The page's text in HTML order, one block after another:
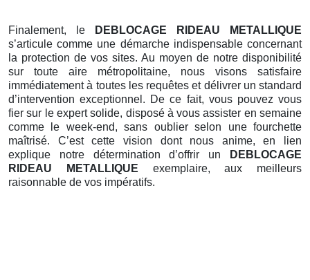
Finalement, le
DEBLOCAGE RIDEAU METALLIQUE
s’articule comme une démarche indispensable concernant
la protection de vos sites. Au moyen de notre disponibilité
sur toute aire métropolitaine, nous visons satisfaire
immédiatement à toutes les requêtes et délivrer un standard
d’intervention exceptionnel. De ce fait, vous pouvez vous
fier sur le expert solide, disposé à vous assister en semaine
comme le week-end, sans oublier selon une fourchette
maîtrisé. C’est cette vision dont nous anime, en lien
explique notre détermination d’offrir un
DEBLOCAGE
RIDEAU METALLIQUE exemplaire, aux meilleurs
raisonnable de vos impératifs.